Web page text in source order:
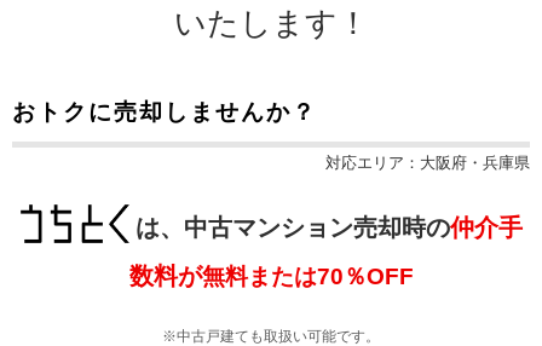
いたします！
おトクに売却しませんか？
対応エリア：大阪府・兵庫県
は、中古マンション売却時の仲介手
数料が無料または70％OFF
※中古戸建ても取扱い可能です。